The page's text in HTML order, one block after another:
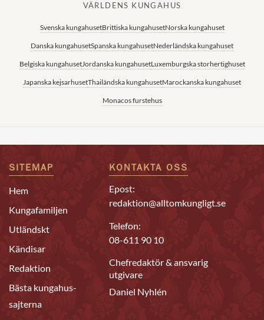
VÄRLDENS KUNGAHUS
Svenska kungahusetBrittiska kungahusetNorska kungahuset
Danska kungahusetSpanska kungahusetNederländska kungahuset
Belgiska kungahusetJordanska kungahusetLuxemburgska storhertighuset
Japanska kejsarhusetThailändska kungahusetMarockanska kungahuset
Monacos furstehus
SITEMAP
Hem
Kungafamiljen
Utländskt
Kändisar
Redaktion
Bästa kungahus-
sajterna
KONTAKTA OSS
Epost:
redaktion@alltomkungligt.se
Telefon:
08-611 90 10
Chefredaktör & ansvarig
utgivare
Daniel Nyhlén